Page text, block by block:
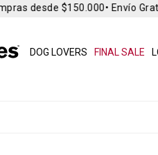
DOG LOVERS FINAL SALE
desde $150.000• Envío